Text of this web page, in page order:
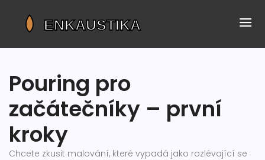
Pouring pro
začátečníky – první
kroky
Chcete zkusit malování, které vypadá jako rozlévající se